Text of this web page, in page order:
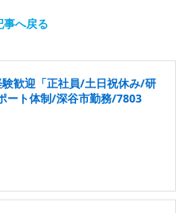
事へ戻る
歓迎「正社員/土日祝休み/研
ート体制/深谷市勤務/7803